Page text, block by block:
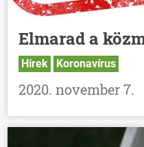
Elmarad a
Hírek Koronavírus
2020. november 7.